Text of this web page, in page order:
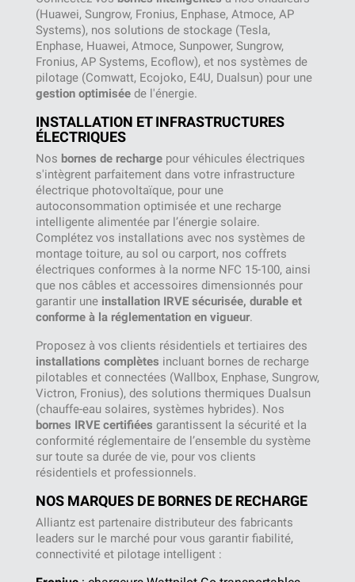
(Huawei, Sungrow, Fronius, Enphase, Atmoce, AP
Systems), nos solutions de stockage (Tesla,
Enphase, Huawei, Atmoce, Sunpower, Sungrow,
Fronius, AP Systems, Ecoflow), et nos systèmes de
pilotage (Comwatt, Ecojoko, E4U, Dualsun) pour une
gestion optimisée de l'énergie.
INSTALLATION ET INFRASTRUCTURES
ÉLECTRIQUES
Nos bornes de recharge pour véhicules électriques
s'intègrent parfaitement dans votre infrastructure
électrique photovoltaïque, pour une
autoconsommation optimisée et une recharge
intelligente alimentée par l’énergie solaire.
Complétez vos installations avec nos systèmes de
montage toiture, au sol ou carport, nos coffrets
électriques conformes à la norme NFC 15-100, ainsi
que nos câbles et accessoires dimensionnés pour
garantir une installation IRVE sécurisée, durable et
conforme à la réglementation en vigueur.
Proposez à vos clients résidentiels et tertiaires des
installations complètes incluant bornes de recharge
pilotables et connectées (Wallbox, Enphase, Sungrow,
Victron, Fronius), des solutions thermiques Dualsun
(chauffe-eau solaires, systèmes hybrides). Nos
bornes IRVE certifiées garantissent la sécurité et la
conformité réglementaire de l’ensemble du système
sur toute sa durée de vie, pour vos clients
résidentiels et professionnels.
NOS MARQUES DE BORNES DE RECHARGE
Alliantz est partenaire distributeur des fabricants
leaders sur le marché pour vous garantir fiabilité,
connectivité et pilotage intelligent :